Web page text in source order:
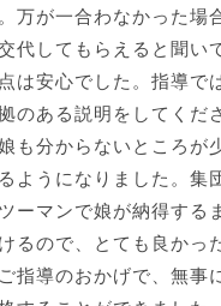
万が一合わなかった場
代してもらえると聞い
は安心でした。指導で
のある説明をしてくだ
も分からないところが
ようになりました。集
ーマンで娘が納得する
るので、とても良かっ
指導のおかげで、無事